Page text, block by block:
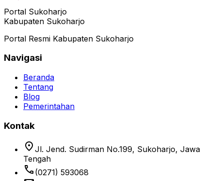
Portal Sukoharjo
Kabupaten Sukoharjo
Portal Resmi Kabupaten Sukoharjo
Navigasi
Beranda
Tentang
Blog
Pemerintahan
Kontak
location_on Jl. Jend. Sudirman No.199, Sukoharjo, Jawa
Tengah
phone (0271) 593068